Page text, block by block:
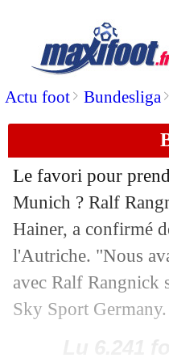
Actu foot> Bundesliga>
Le favori pour
Munich ? Ralf
Hainer, a confirmé
l'Autriche. "Nous
avec Ralf Rangnick
Sky Sport
Lyon: Alvero
01/05 Dortmund:
01/05 OM: le beau
01/05 Real: Modric
01/05 Al Sadd:
01/05 Tottenham